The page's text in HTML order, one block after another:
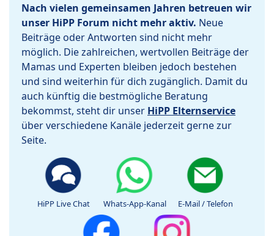
Nach vielen gemeinsamen Jahren betreuen wir
unser HiPP Forum nicht mehr aktiv. Neue
Beiträge oder Antworten sind nicht mehr
möglich. Die zahlreichen, wertvollen Beiträge der
Mamas und Experten bleiben jedoch bestehen
und sind weiterhin für dich zugänglich. Damit du
auch künftig die bestmögliche Beratung
bekommst, steht dir unser HiPP Elternservice
über verschiedene Kanäle jederzeit gerne zur
Seite.
HiPP Live Chat Whats-App-Kanal E-Mail / Telefon